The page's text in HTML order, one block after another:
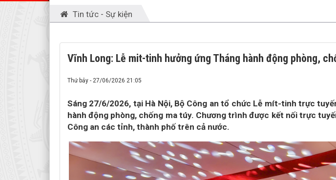
Tin tức - Sự kiện
Vĩnh Long: Lễ mit-tinh hưởng ứng Tháng hành động phòng,
Thứ bảy - 27/06/2026 21:05
Sáng 27/6/2026, tại Hà Nội, Bộ Công an tổ chức Lễ mít-tinh trực
hành động phòng, chống ma túy. Chương trình được kết nối trực
Công an các tỉnh, thành phố trên cả nước.